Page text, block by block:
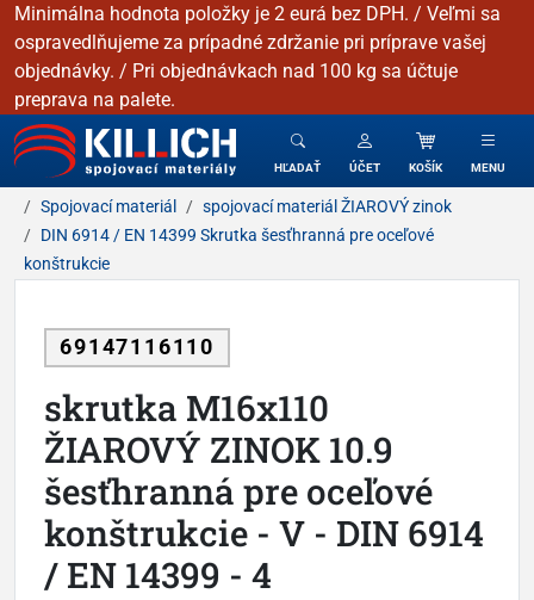
Minimálna hodnota položky je 2 eurá bez DPH. / Veľmi sa
ospravedlňujeme za prípadné zdržanie pri príprave vašej
objednávky. / Pri objednávkach nad 100 kg sa účtuje
preprava na palete.
KILLICH - Spojovacie materiály
HĽADAŤ ÚČET KOŠÍK MENU
Spojovací materiál
spojovací materiál ŽIAROVÝ zinok
DIN 6914 / EN 14399 Skrutka šesťhranná pre oceľové
konštrukcie
69147116110
skrutka M16x110
ŽIAROVÝ ZINOK 10.9
šesťhranná pre oceľové
konštrukcie - V - DIN 6914
/ EN 14399 - 4